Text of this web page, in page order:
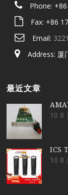
Phone:
Fax: +86
Email:
Address: 厦
最近文章
10 8
ICS
10 8